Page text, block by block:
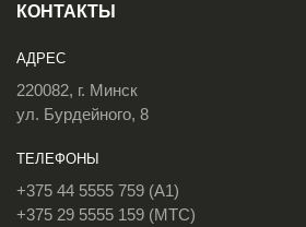
КОНТАКТЫ
АДРЕС
220082, г. Минск
ул. Бурдейного, 8
ТЕЛЕФОНЫ
+375 44 5555 759 (A1)
+375 29 5555 159 (МТС)